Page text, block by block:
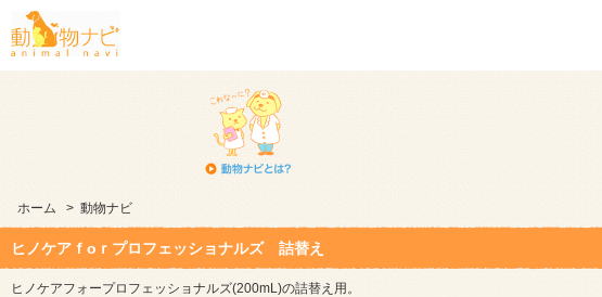
ホーム > 動物ナビ
ヒノケアｆоｒプロフェッショナルズ 詰替え
ヒノケアフォープロフェッショナルズ(200mL)の詰替え用。